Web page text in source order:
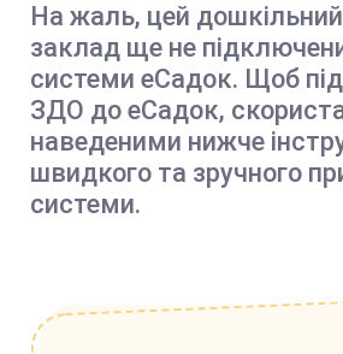
На жаль, цей
заклад ще не
системи еСадок. Щоб
ЗДО до еСадок,
наведеними нижче
швидкого та зручного
системи.